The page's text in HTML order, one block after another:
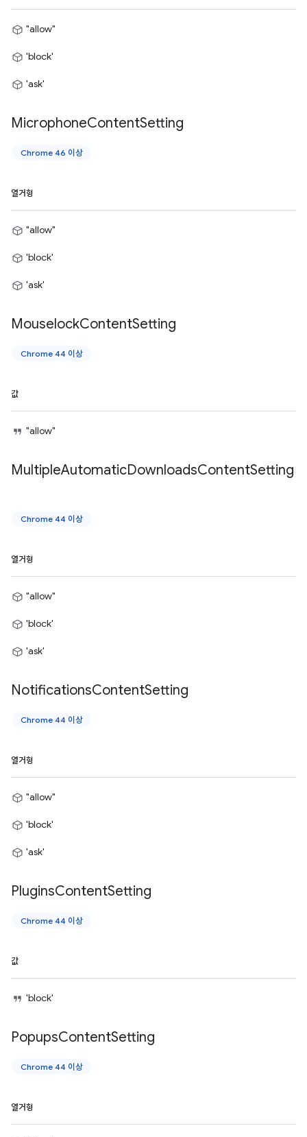
"allow"
'block'
'ask'
MicrophoneContentSetting
Chrome 46 이상
열거형
"allow"
'block'
'ask'
MouselockContentSetting
Chrome 44 이상
값
"allow"
MultipleAutomaticDownloadsContentSetting
Chrome 44 이상
열거형
"allow"
'block'
'ask'
NotificationsContentSetting
Chrome 44 이상
열거형
"allow"
'block'
'ask'
PluginsContentSetting
Chrome 44 이상
값
'block'
PopupsContentSetting
Chrome 44 이상
열거형